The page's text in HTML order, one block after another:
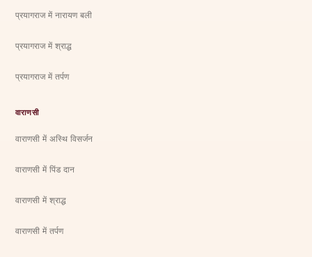
प्रयागराज में नारायण बली
प्रयागराज में श्राद्ध
प्रयागराज में तर्पण
वाराणसी
वाराणसी में अस्थि विसर्जन
वाराणसी में पिंड दान
वाराणसी में श्राद्ध
वाराणसी में तर्पण